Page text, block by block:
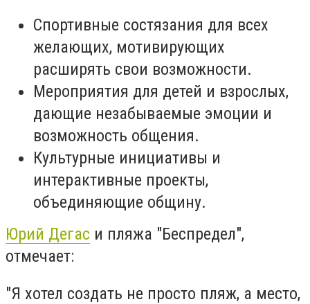
Спортивные состязания для всех
желающих, мотивирующих
расширять свои возможности.
Мероприятия для детей и взрослых,
дающие незабываемые эмоции и
возможность общения.
Культурные инициативы и
интерактивные проекты,
объединяющие общину.
Юрий Дегас и пляжа "Беспредел",
отмечает:
"Я хотел создать не просто пляж, а место,